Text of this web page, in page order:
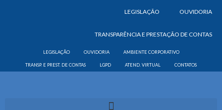
LEGISLAÇÃO OUVIDORIA
TRANSPARÊNCIA E PRESTAÇÃO DE CONTAS
LEGISLAÇÃO OUVIDORIA AMBIENTE CORPORATIVO
TRANSP. E PREST. DE CONTAS LGPD ATEND. VIRTUAL CONTATOS